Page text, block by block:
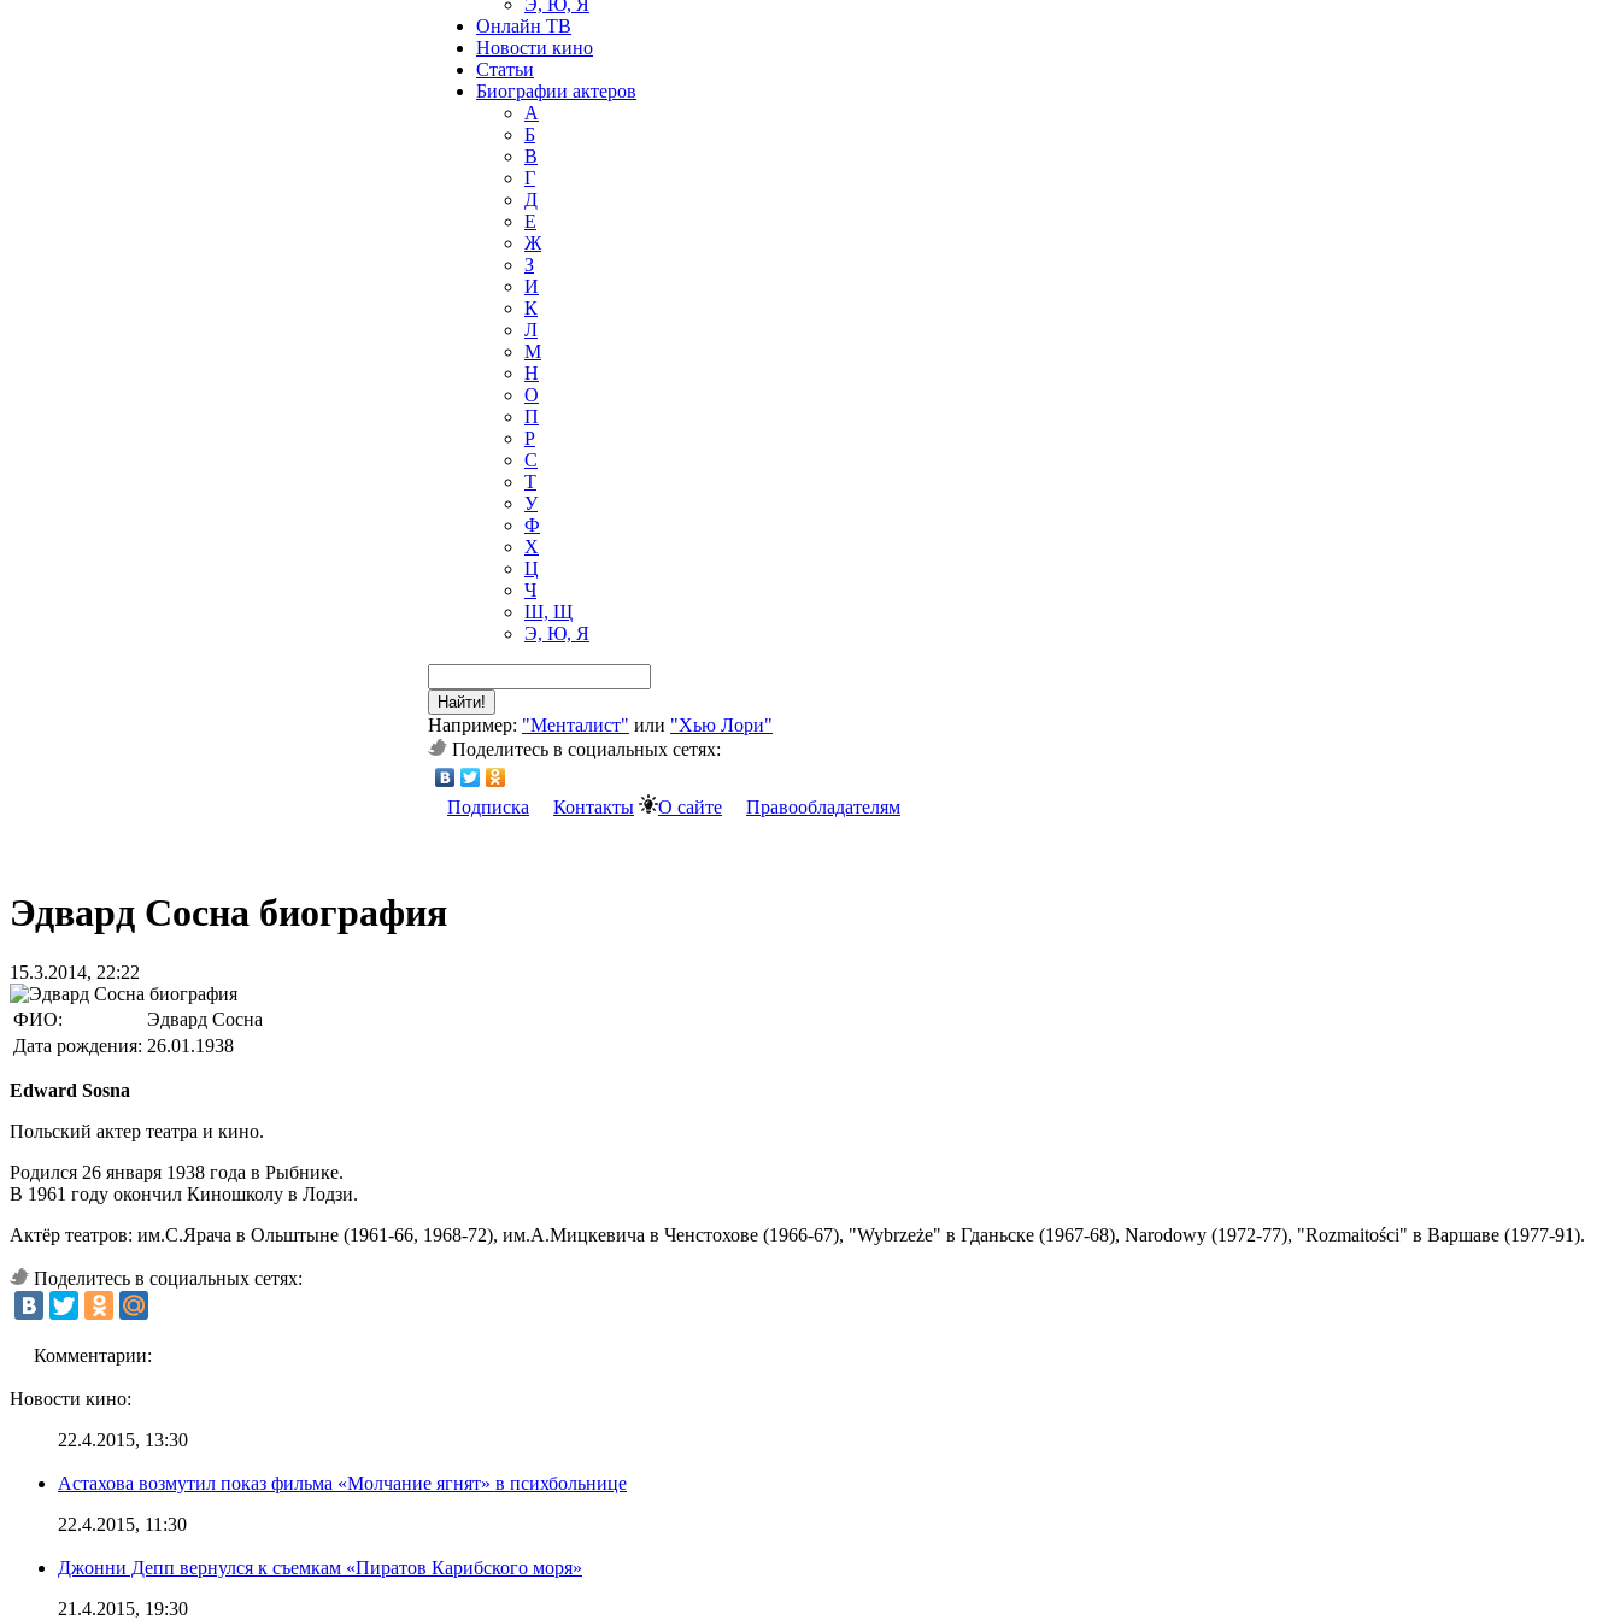
Э, Ю, Я
Онлайн ТВ
Новости кино
Статьи
Биографии актеров
А
Б
В
Г
Д
Е
Ж
З
И
К
Л
М
Н
О
П
Р
С
Т
У
Ф
Х
Ц
Ч
Ш, Щ
Э, Ю, Я
Найти!
Например: "Менталист" или "Хью Лори"
Поделитесь в социальных сетях:
Подписка Контакты О сайте Правообладателям
Эдвард Сосна биография
15.3.2014, 22:22
ФИО:
Эдвард Сосна
Дата рождения: 26.01.1938
Edward Sosna
Польский актер театра и кино.
Родился 26 января 1938 года в Рыбнике.
В 1961 году окончил Киношколу в Лодзи.
Актёр театров: им.С.Ярача в Ольштыне (1961-66, 1968-72), им.А.Мицкевича в Ченстохове (1966-67), "Wybrzeże" в Гданьске (1967-68), Narodowy (1972-77), "Rozmaitości" в Варшаве (1977-91).
Поделитесь в социальных сетях:
Комментарии:
Новости кино:
22.4.2015, 13:30
Астахова возмутил показ фильма «Молчание ягнят» в психбольнице
22.4.2015, 11:30
Джонни Депп вернулся к съемкам «Пиратов Карибского моря»
21.4.2015, 19:30